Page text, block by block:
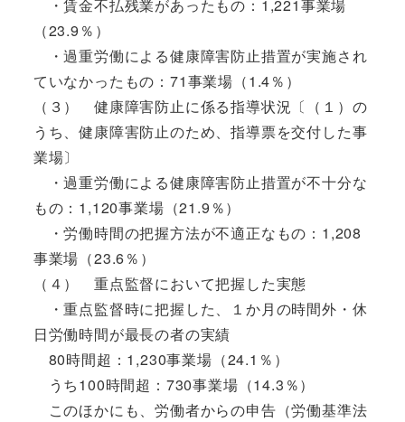
・賃金不払残業があったもの：1,221事業場
（23.9％）
・過重労働による健康障害防止措置が実施され
ていなかったもの：71事業場（1.4％）
（３） 健康障害防止に係る指導状況〔（１）の
うち、健康障害防止のため、指導票を交付した事
業場〕
・過重労働による健康障害防止措置が不十分な
もの：1,120事業場（21.9％）
・労働時間の把握方法が不適正なもの：1,208
事業場（23.6％）
（４） 重点監督において把握した実態
・重点監督時に把握した、１か月の時間外・休
日労働時間が最長の者の実績
80時間超：1,230事業場（24.1％）
うち100時間超：730事業場（14.3％）
このほかにも、労働者からの申告（労働基準法